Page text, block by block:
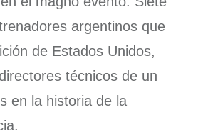
argentinos que
de Estados Unidos,
técnicos de un
en la historia de la